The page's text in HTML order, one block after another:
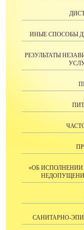
ИНЫЕ СПОСОБЫ
РЕЗУЛЬТАТЫ
«ОБ
САНИТАРНО-